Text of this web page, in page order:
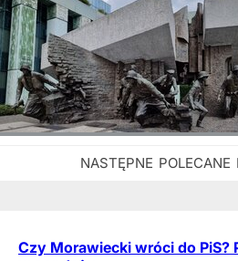
Czy Morawiecki wróci do PiS?